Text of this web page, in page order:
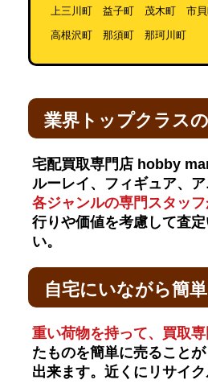
上三川町 益子町 茂木町 市
高根沢町 那須町 那珂川町
業界トップクラス
宅配買取専門店 hobby
ルーレイ、フィギュア、ア
各ジャンルの専門スタッ
行りや価値を考慮して査
い。
自宅にいながら簡
重い荷物を持って、買取
たものを簡単に売ることが
出来ます。近くにリサイ